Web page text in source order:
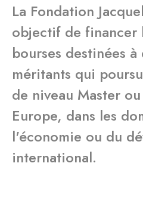
La Fondation
objectif de
bourses destinées
méritants qui
de niveau Master
Europe, dans les
l'économie ou du
international.